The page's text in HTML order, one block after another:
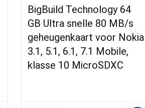
BigBuild Technology 64
GB Ultra snelle 80 MB/s
geheugenkaart voor Nokia
3.1, 5.1, 6.1, 7.1 Mobile,
klasse 10 MicroSDXC